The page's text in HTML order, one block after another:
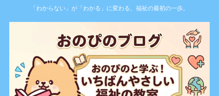
「わからない」が「わかる」に変わる、福祉の最初の一歩。